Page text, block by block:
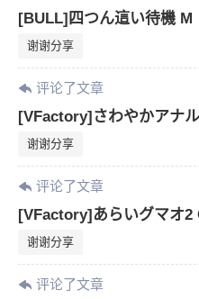
[BULL]四つん這い待機 M
谢谢分享
评论了文章
[VFactory]さわやかアナ
谢谢分享
评论了文章
[VFactory]あらいグマオ2
谢谢分享
评论了文章